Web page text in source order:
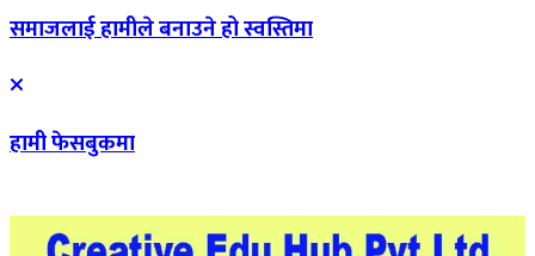
समाजलाई हामीले बनाउने हो स्वस्तिमा
हामी फेसबुकमा